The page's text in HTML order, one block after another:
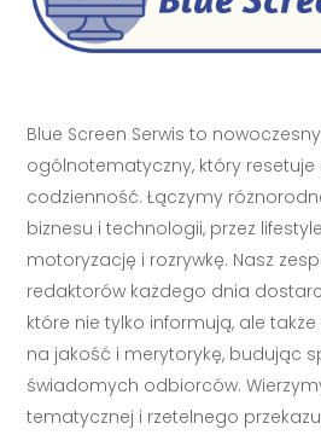
Blue Screen Serwis to
ogólnotematyczny, który resetuje
codzienność. Łączymy
biznesu i technologii, przez
motoryzację i rozrywkę. Nasz
redaktorów każdego dnia
które nie tylko informują, ale
na jakość i merytorykę, budując
świadomych odbiorców.
tematycznej i rzetelnego